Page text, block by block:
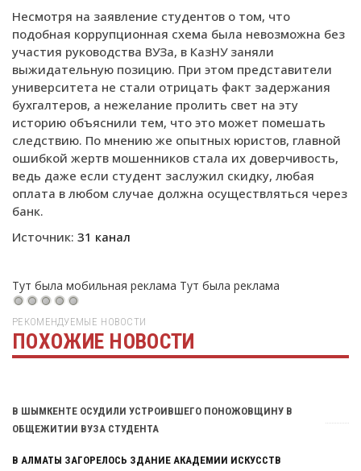
Несмотря на заявление студентов о том, что
подобная коррупционная схема была невозможна без
участия руководства ВУЗа, в КазНУ заняли
выжидательную позицию. При этом представители
университета не стали отрицать факт задержания
бухгалтеров, а нежелание пролить свет на эту
историю объяснили тем, что это может помешать
следствию. По мнению же опытных юристов, главной
ошибкой жертв мошенников стала их доверчивость,
ведь даже если студент заслужил скидку, любая
оплата в любом случае должна осуществляться через
банк.
Источник: 31 канал
Тут была мобильная реклама Тут была реклама
РЕКОМЕНДУЕМЫЕ НОВОСТИ
ПОХОЖИЕ НОВОСТИ
Тут была реклама
В ШЫМКЕНТЕ ОСУДИЛИ УСТРОИВШЕГО ПОНОЖОВЩИНУ В
ОБЩЕЖИТИИ ВУЗА СТУДЕНТА
В АЛМАТЫ ЗАГОРЕЛОСЬ ЗДАНИЕ АКАДЕМИИ ИСКУССТВ